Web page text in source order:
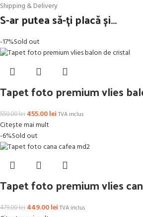
Shipping & Delivery
S-ar putea să-ți placă și…
-17%Sold out
Tapet foto premium vlies
550.00lei 455.00lei TVA inclus
Citește mai mult
-6%Sold out
Tapet foto premium vlies
479.00lei 449.00lei TVA inclus